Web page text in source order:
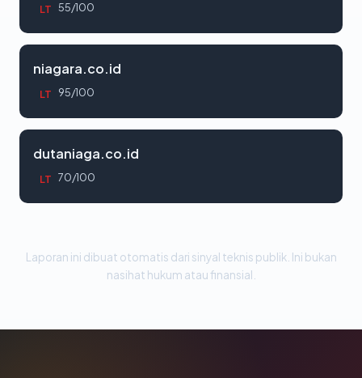
LT 55/100
niagara.co.id
LT 95/100
dutaniaga.co.id
LT 70/100
Laporan ini dibuat otomatis dari sinyal teknis publik. Ini bukan
nasihat hukum atau finansial.